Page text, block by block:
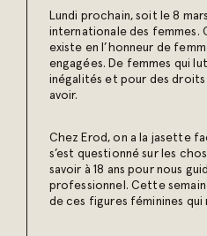
Lundi prochain, soit le 8
internationale des femmes.
existe en l’honneur de
engagées. De femmes qui
inégalités et pour des droits
avoir.
Chez Erod, on a la jasette
s’est questionné sur les
savoir à 18 ans pour nous
professionnel. Cette
de ces figures féminines qui